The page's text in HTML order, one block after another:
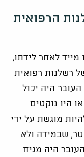
הרפואית
לאחר לידתו,
רשלנות רפואית
היה יכול
היו נוקטים
מוגשת על ידי
שבמידה ולא
היה מגיח